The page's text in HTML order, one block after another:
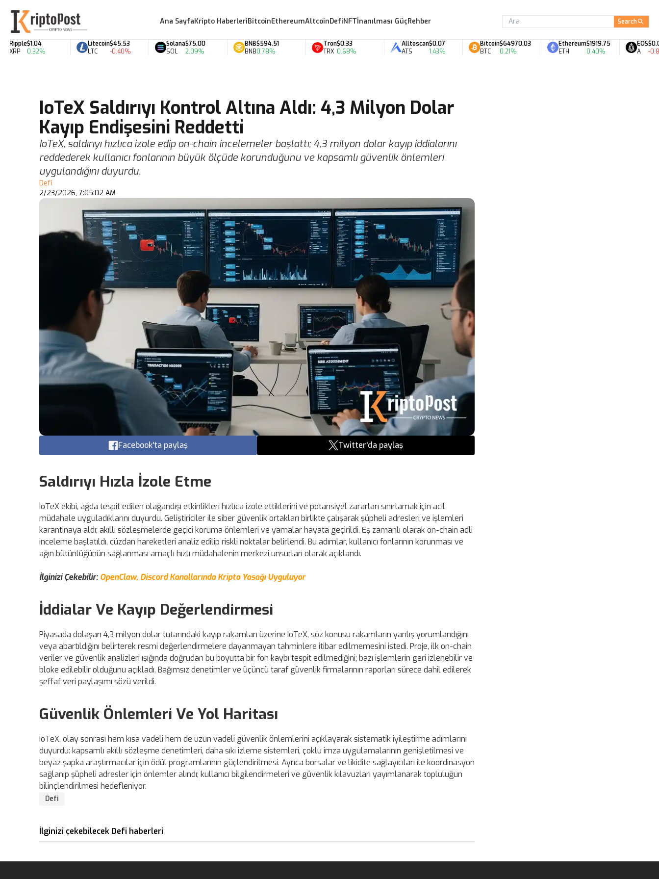
Ana SayfaKripto HaberleriBitcoinEthereumAltcoinDefiNFTİnanılması GüçRehber Search
$1.04
0.32%
Litecoin
LTC
$45.53
-0.40%
Solana
SOL
$75.00
2.09%
BNB
BNB
$594.51
0.78%
Tron
TRX
$0.33
0.68%
Alltoscan
ATS
$0.07
1.43%
Bitcoin
BTC
$64970.03
0.21%
Ethereum
ETH
$1919.75
0.40%
EOS
A
$0.06
-0.86%
IoTeX Saldırıyı Kontrol Altına Aldı: 4,3 Milyon Dolar
Kayıp Endişesini Reddetti
IoTeX, saldırıyı hızlıca izole edip on-chain incelemeler başlattı; 4,3 milyon dolar kayıp iddialarını
reddederek kullanıcı fonlarının büyük ölçüde korunduğunu ve kapsamlı güvenlik önlemleri
uygulandığını duyurdu.
Defi
2/23/2026, 7:05:02 AM
Facebook'ta paylaş Twitter'da paylaş
Saldırıyı Hızla İzole Etme
IoTeX ekibi, ağda tespit edilen olağandışı etkinlikleri hızlıca izole ettiklerini ve potansiyel zararları sınırlamak için acil
müdahale uyguladıklarını duyurdu. Geliştiriciler ile siber güvenlik ortakları birlikte çalışarak şüpheli adresleri ve işlemleri
karantinaya aldı; akıllı sözleşmelerde geçici koruma önlemleri ve yamalar hayata geçirildi. Eş zamanlı olarak on-chain adli
inceleme başlatıldı, cüzdan hareketleri analiz edilip riskli noktalar belirlendi. Bu adımlar, kullanıcı fonlarının korunması ve
ağın bütünlüğünün sağlanması amaçlı hızlı müdahalenin merkezi unsurları olarak açıklandı.
İlginizi Çekebilir:OpenClaw, Discord Kanallarında Kripto Yasağı Uyguluyor
İddialar Ve Kayıp Değerlendirmesi
Piyasada dolaşan 4,3 milyon dolar tutarındaki kayıp rakamları üzerine IoTeX, söz konusu rakamların yanlış yorumlandığını
veya abartıldığını belirterek resmi değerlendirmelere dayanmayan tahminlere itibar edilmemesini istedi. Proje, ilk on-chain
veriler ve güvenlik analizleri ışığında doğrudan bu boyutta bir fon kaybı tespit edilmediğini; bazı işlemlerin geri izlenebilir ve
bloke edilebilir olduğunu açıkladı. Bağımsız denetimler ve üçüncü taraf güvenlik firmalarının raporları sürece dahil edilerek
şeffaf veri paylaşımı sözü verildi.
Güvenlik Önlemleri Ve Yol Haritası
IoTeX, olay sonrası hem kısa vadeli hem de uzun vadeli güvenlik önlemlerini açıklayarak sistematik iyileştirme adımlarını
duyurdu: kapsamlı akıllı sözleşme denetimleri, daha sıkı izleme sistemleri, çoklu imza uygulamalarının genişletilmesi ve
beyaz şapka araştırmacılar için ödül programlarının güçlendirilmesi. Ayrıca borsalar ve likidite sağlayıcıları ile koordinasyon
sağlanıp şüpheli adresler için önlemler alındı; kullanıcı bilgilendirmeleri ve güvenlik kılavuzları yayımlanarak topluluğun
bilinçlendirilmesi hedefleniyor.
Defi
İlginizi çekebilecek Defi haberleri